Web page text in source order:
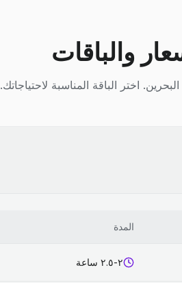
والباقات
اختر الباقة المناسبة لاحتياجاتك.
المدة
٢-٢.٥ ساعة